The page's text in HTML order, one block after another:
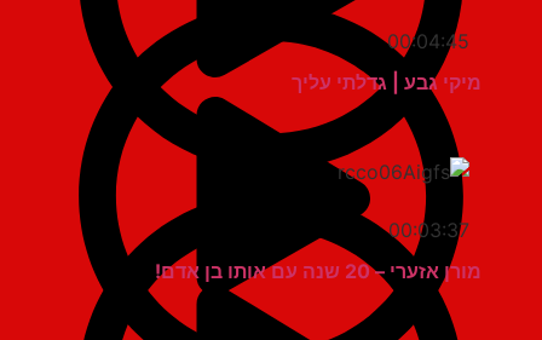
00:04:45
מיקי גבע | גדלתי עליך
00:03:37
מורן אזערי – 20 שנה עם אותו בן אדם!